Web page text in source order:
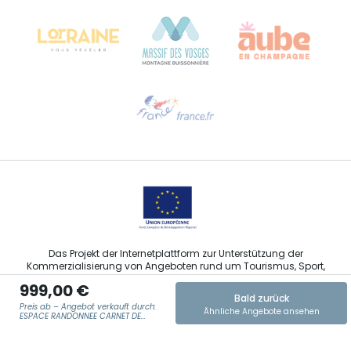
999,00 €
Preis ab – Angebot verkauft durch:
ESPACE RANDONNEE CARNET DE
Bald zurück
Ähnliche Angebote ansehen
Sprechen Sie uns per E-Mail an
Das Projekt der Internetplattform zur Unterstützung der
Kommerzialisierung von Angeboten rund um Tourismus, Sport,
Kultur und Weintourismus in der Region Grand Est wurde im
Rahmen der Maßnahmen der Europäischen Union zur
Abfederung der COVID-19-Pandemie vom Europäischen Fonds
für regionale Entwicklung (EFRE) finanziert.